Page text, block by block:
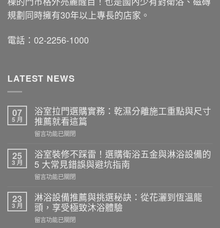
規劃同時擁有30年以上專長的店家。
電話：02-2256-1000
LATEST NEWS
07
5 月
浴室拉門選購實務：乾濕分離施工重點與尺寸
推薦就看這篇
在
室
拉
門
選
實
務：
乾
留言功能已關閉
25
3 月
浴室裝修不踩雷！選購衛浴五金與淋浴設備的
5 大常見錯誤與避坑指南
在
室
裝
修
不
留言功能已關閉
23
3 月
淋浴設備推薦與挑選秘訣：從花灑到恆溫龍
頭，享受極致沐浴體驗
在
留言功能已關閉